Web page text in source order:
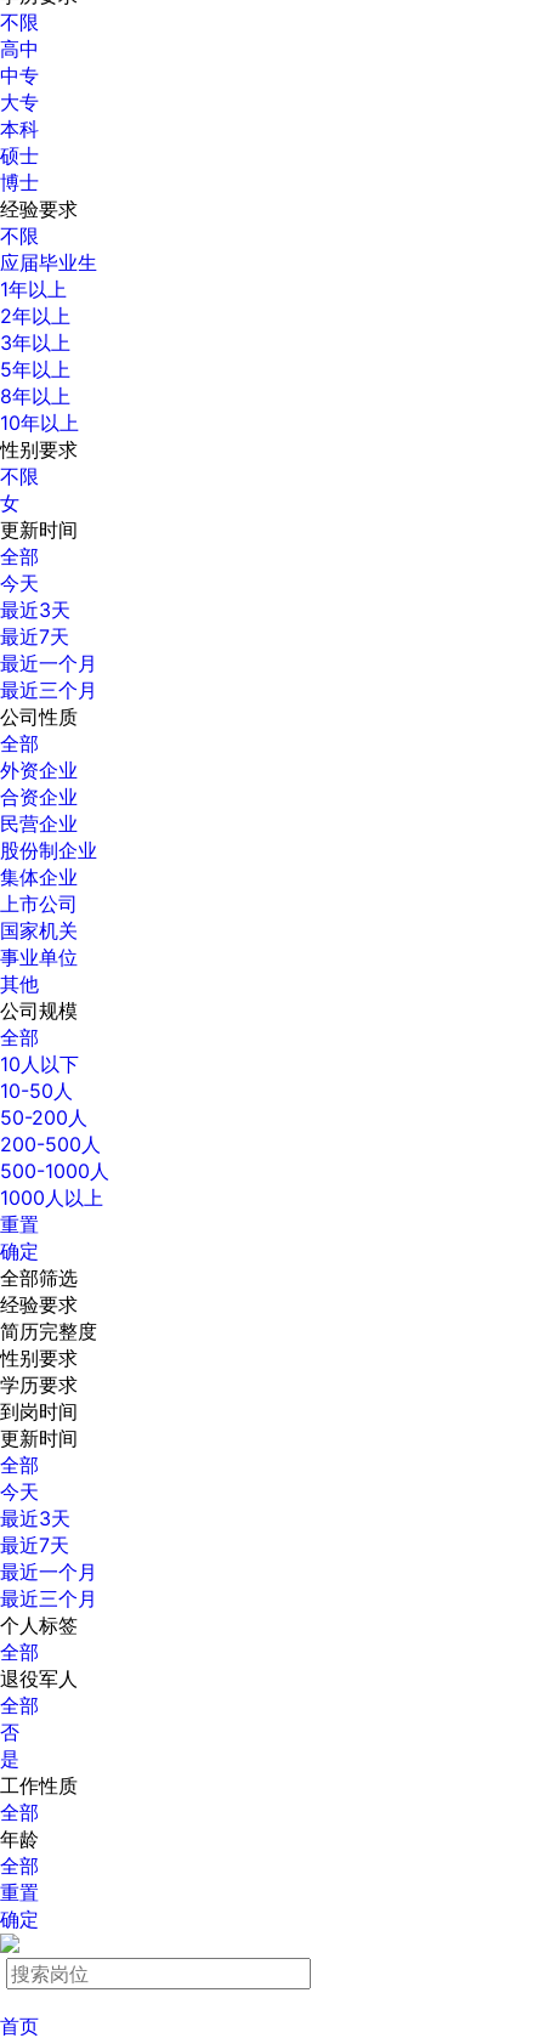
不限
高中
中专
大专
本科
硕士
博士
经验要求
不限
应届毕业生
1年以上
2年以上
3年以上
5年以上
8年以上
10年以上
性别要求
不限
女
更新时间
全部
今天
最近3天
最近7天
最近一个月
最近三个月
公司性质
全部
外资企业
合资企业
民营企业
股份制企业
集体企业
上市公司
国家机关
事业单位
其他
公司规模
全部
10人以下
10-50人
50-200人
200-500人
500-1000人
1000人以上
重置
确定
全部筛选
经验要求
简历完整度
性别要求
学历要求
到岗时间
更新时间
全部
今天
最近3天
最近7天
最近一个月
最近三个月
个人标签
全部
退役军人
全部
否
是
工作性质
全部
年龄
全部
重置
确定
首页